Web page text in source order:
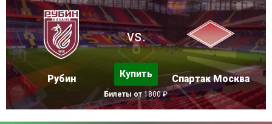
Рубин
vs.
Купить
Билеты от1800 ₽
Спартак Москва